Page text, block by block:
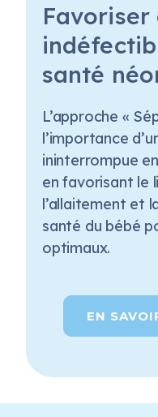
Favoriser
santé
L’approche « S
l’importance
ininterrompue
en favorisant le
l’allaitement et
santé du bébé
optimaux.
EN